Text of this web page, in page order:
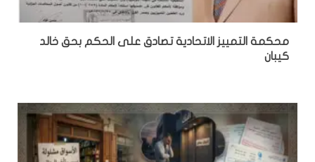
محكمة التمييز الاتحادية تصادق على الحكم بحق خالد
كيبان